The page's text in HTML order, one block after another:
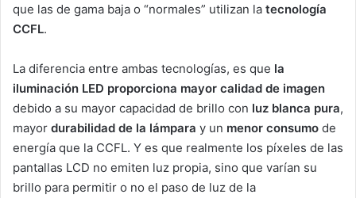
que las de gama baja o “normales” utilizan la tecnología
CCFL.
La diferencia entre ambas tecnologías, es que la
iluminación LED proporciona mayor calidad de imagen
debido a su mayor capacidad de brillo con luz blanca pura,
mayor durabilidad de la lámpara y un menor consumo de
energía que la CCFL. Y es que realmente los píxeles de las
pantallas LCD no emiten luz propia, sino que varían su
brillo para permitir o no el paso de luz de la